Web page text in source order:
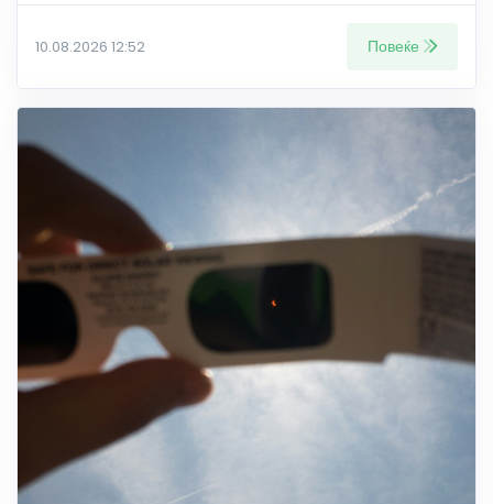
10.08.2026 12:52 Повеќе